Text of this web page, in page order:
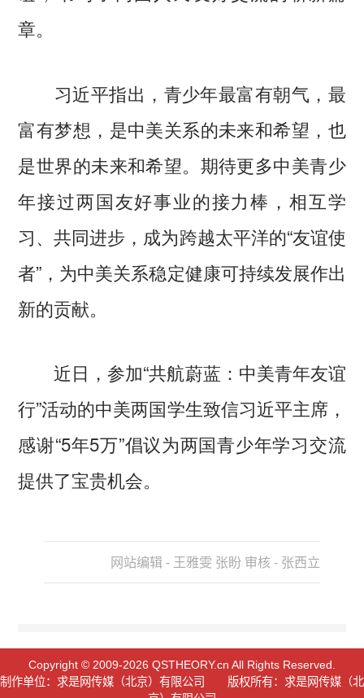
章。
习近平指出，青少年最富有朝气，最
富有梦想，是中美关系的未来和希望，也
是世界的未来和希望。期待更多中美青少
年接过两国友好事业的接力棒，相互学
习、共同进步，成为跨越太平洋的“友谊使
者”，为中美关系稳定健康可持续发展作出
新的贡献。
近日，参加“共航蔚蓝：中美青年友谊
行”活动的中美两国学生致信习近平主席，
感谢“5年5万”倡议为两国青少年学习交流
提供了宝贵机会。
网站编辑 - 王雅雯 张盼 审核 - 张西立
Copyright © 2009-2026 QSTHEORY.cn All Rights Reserved.
制作单位：求是网传媒（北京）有限公司 版权所有：求是网传媒（北